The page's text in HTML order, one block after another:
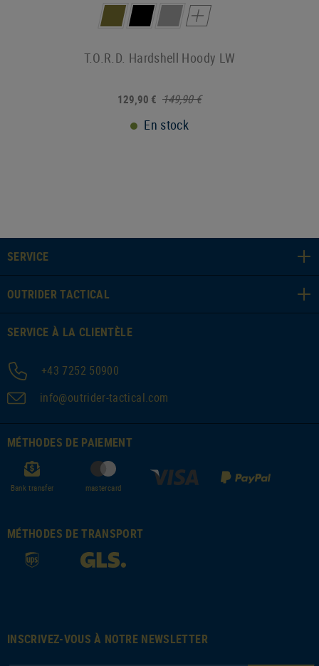
T.O.R.D. Hardshell Hoody LW
129,90 € 149,90 €
En stock
SERVICE
OUTRIDER TACTICAL
SERVICE À LA CLIENTÈLE
+43 7252 50900
info@outrider-tactical.com
MÉTHODES DE PAIEMENT
Bank transfer mastercard
MÉTHODES DE TRANSPORT
INSCRIVEZ-VOUS À NOTRE NEWSLETTER